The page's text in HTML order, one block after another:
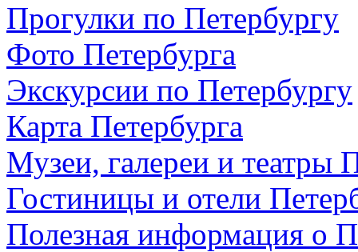
Прогулки по Петербургу
Фото Петербурга
Экскурсии по Петербургу
Карта Петербурга
Музеи, галереи и театры
Гостиницы и отели
Полезная информация о